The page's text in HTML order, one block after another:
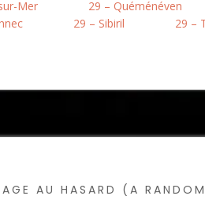
Mer 29 – Quéménéven
29 – Sibiril 29 –
AU HASARD (A